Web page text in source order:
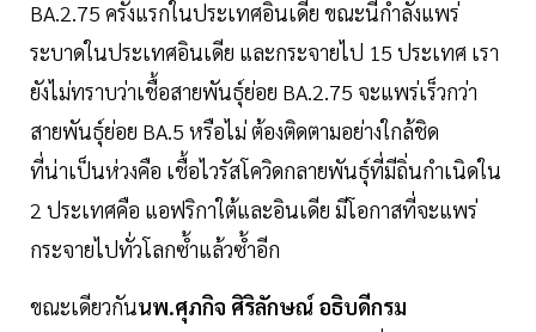
BA.2.75 ครั้งแรกในประเทศอินเดีย ขณะนี้กำลังแพร่
ระบาดในประเทศอินเดีย และกระจายไป 15 ประเทศ เรา
ยังไม่ทราบว่าเชื้อสายพันธุ์ย่อย BA.2.75 จะแพร่เร็วกว่า
สายพันธุ์ย่อย BA.5 หรือไม่ ต้องติดตามอย่างใกล้ชิด
ที่น่าเป็นห่วงคือ เชื้อไวรัสโควิดกลายพันธุ์ที่มีถิ่นกำเนิดใน
2 ประเทศคือ แอฟริกาใต้และอินเดีย มีโอกาสที่จะแพร่
กระจายไปทั่วโลกซ้ำแล้วซ้ำอีก
ขณะเดียวกันนพ.ศุภกิจ ศิริลักษณ์ อธิบดีกรม